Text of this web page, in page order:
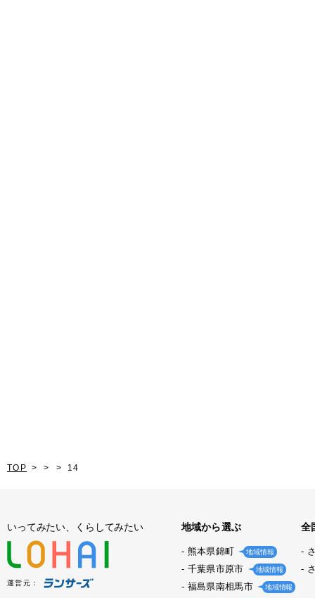
TOP 14
いってみたい、くらしてみたい
運営元：
地域から選ぶ
熊本県錦町 地域情報
千葉県市原市 地域情報
福島県南相馬市 地域情報
全